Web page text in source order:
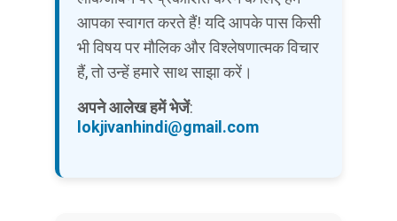
आपका स्वागत करते हैं! यदि आपके पास किसी
भी विषय पर मौलिक और विश्लेषणात्मक विचार
हैं, तो उन्हें हमारे साथ साझा करें।
अपने आलेख हमें भेजें:
lokjivanhindi@gmail.com